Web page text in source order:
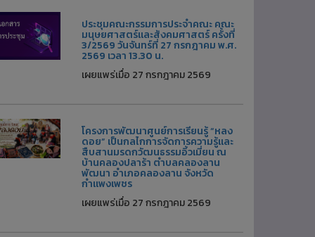
ประชุมคณะกรรมการประจำคณะ คณะ
มนุษยศาสตร์และสังคมศาสตร์ ครั้งที่
3/2569 วันจันทร์ที่ 27 กรกฎาคม พ.ศ.
2569 เวลา 13.30 น.
เผยแพร่เมื่อ 27 กรกฎาคม 2569
โครงการพัฒนาศูนย์การเรียนรู้ “หลง
ดอย” เป็นกลไกการจัดการความรู้และ
สืบสานมรดกวัฒนธรรมอิ้วเมี่ยน ณ
บ้านคลองปลาร้า ตำบลคลองลาน
พัฒนา อำเภอคลองลาน จังหวัด
กำแพงเพชร
เผยแพร่เมื่อ 27 กรกฎาคม 2569